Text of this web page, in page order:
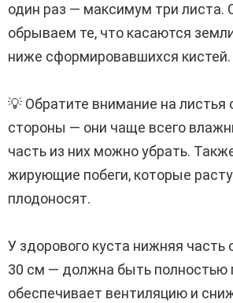
один раз — максимум три листа.
обрываем те, что касаются
ниже сформировавшихся кистей.
💡 Обратите внимание на листья
стороны — они чаще всего
часть из них можно убрать.
жирующие побеги, которые
плодоносят.
У здорового куста нижняя часть
30 см — должна быть полностью
обеспечивает вентиляцию и